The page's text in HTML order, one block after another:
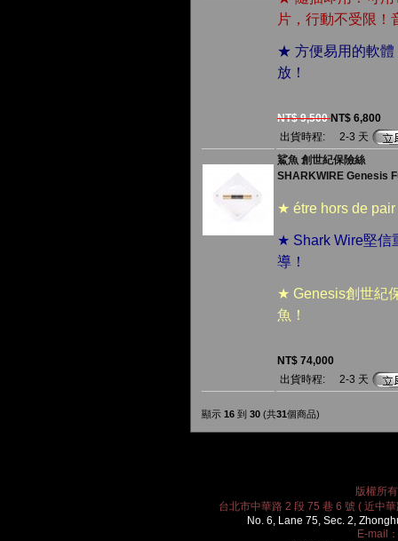
片，行動不受限！
★ 方便易用的軟體
放！
NT$ 9,500NT$ 6,800
出貨時程:
2-3 天
鯊魚 創世紀保險絲
SHARKWIRE Genesis
★ étre hors de
★ Shark Wire堅信
導！
★ Genesis創世紀
魚！
NT$ 74,000
出貨時程:
2-3 天
顯示 16 到 30 (共31個商品)
版權所
台北市中華路 2 段 75 巷 6 號 ( 近中
No. 6, Lane 75, Sec. 2,
E-mail：